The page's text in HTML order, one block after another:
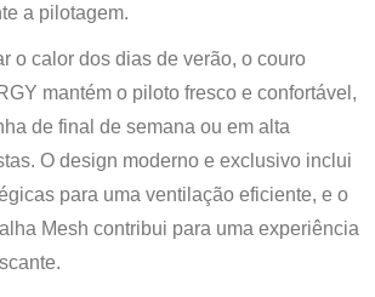
a pilotagem.
o calor dos dias de verão, o couro
mantém o piloto fresco e confortável,
de final de semana ou em alta
O design moderno e exclusivo inclui
para uma ventilação eficiente, e o
Mesh contribui para uma experiência